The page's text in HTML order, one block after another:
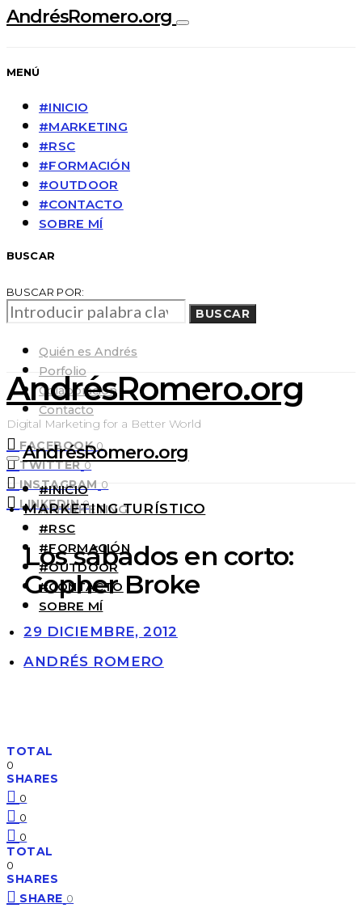
AndrésRomero.org
MENÚ
#INICIO
#MARKETING
#RSC
#FORMACIÓN
#OUTDOOR
#CONTACTO
SOBRE MÍ
BUSCAR
BUSCAR POR:
BUSCAR
Quién es Andrés
Porfolio
Colaboración
Contacto
FACEBOOK 0
TWITTER 0
INSTAGRAM 0
LINKEDIN 0
AndrésRomero.org
Digital Marketing for a Better World
AndrésRomero.org
#INICIO
#MARKETING
#RSC
#FORMACIÓN
#OUTDOOR
#CONTACTO
SOBRE MÍ
MARKETING TURÍSTICO
Los sábados en corto:
Gopher Broke
29 DICIEMBRE, 2012
ANDRÉS ROMERO
TOTAL
0
SHARES
0
0
0
TOTAL
0
SHARES
SHARE 0